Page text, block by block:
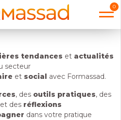
0
tendances et actualités
secteur
et social avec Formassad.
, des outils pratiques, des
et des réflexions
dans votre pratique